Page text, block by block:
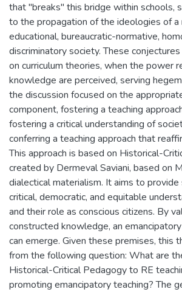
that "breaks" this bridge within schools,
to the propagation of the ideologies of
educational, bureaucratic-normative,
discriminatory society. These
on curriculum theories, when the power
knowledge are perceived, serving
the discussion focused on the
component, fostering a teaching
fostering a critical understanding of
conferring a teaching approach that
This approach is based on Historical-
created by Dermeval Saviani, based on
dialectical materialism. It aims to
critical, democratic, and equitable
and their role as conscious citizens. By
constructed knowledge, an
can emerge. Given these premises, this
from the following question: What are
Historical-Critical Pedagogy to RE
promoting emancipatory teaching? The